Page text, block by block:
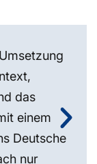
das
einem
Deutsche
nur